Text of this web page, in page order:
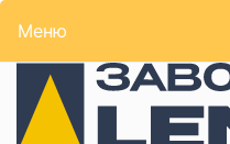
Меню